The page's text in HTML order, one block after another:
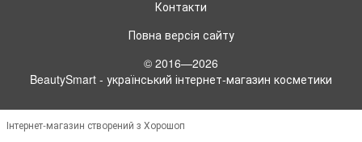
Контакти
Повна версія сайту
© 2016—2026
BeautySmart - український інтернет-магазин косметики
Інтернет-магазин створений з Хорошоп